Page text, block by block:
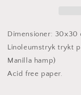
Dimensioner: 30x30
Linoleumstryk trykt
Manilla hamp)
Acid free paper.